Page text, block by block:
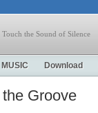
Touch the Sound of Silence
MUSIC Download
Groove